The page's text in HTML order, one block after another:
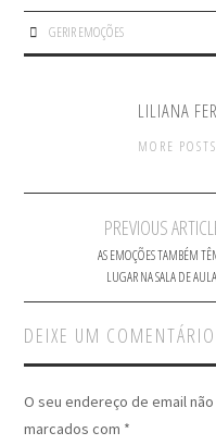
GERIR EMOÇÕES
LILIANA
MORE POSTS
navigation
PREVIOUS
AS EMOÇÕES TAMBÉM
LUGAR NA SALA DE
DEIXE UM COMENTÁRIO
O seu endereço de email
marcados com *